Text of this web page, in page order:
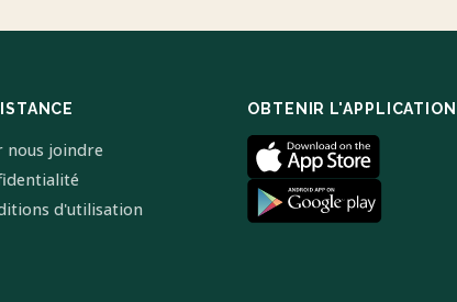
nous joindre
d'utilisation
OBTENIR L'APPLICATION